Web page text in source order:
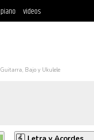
piano videos
Bajo y Ukulele